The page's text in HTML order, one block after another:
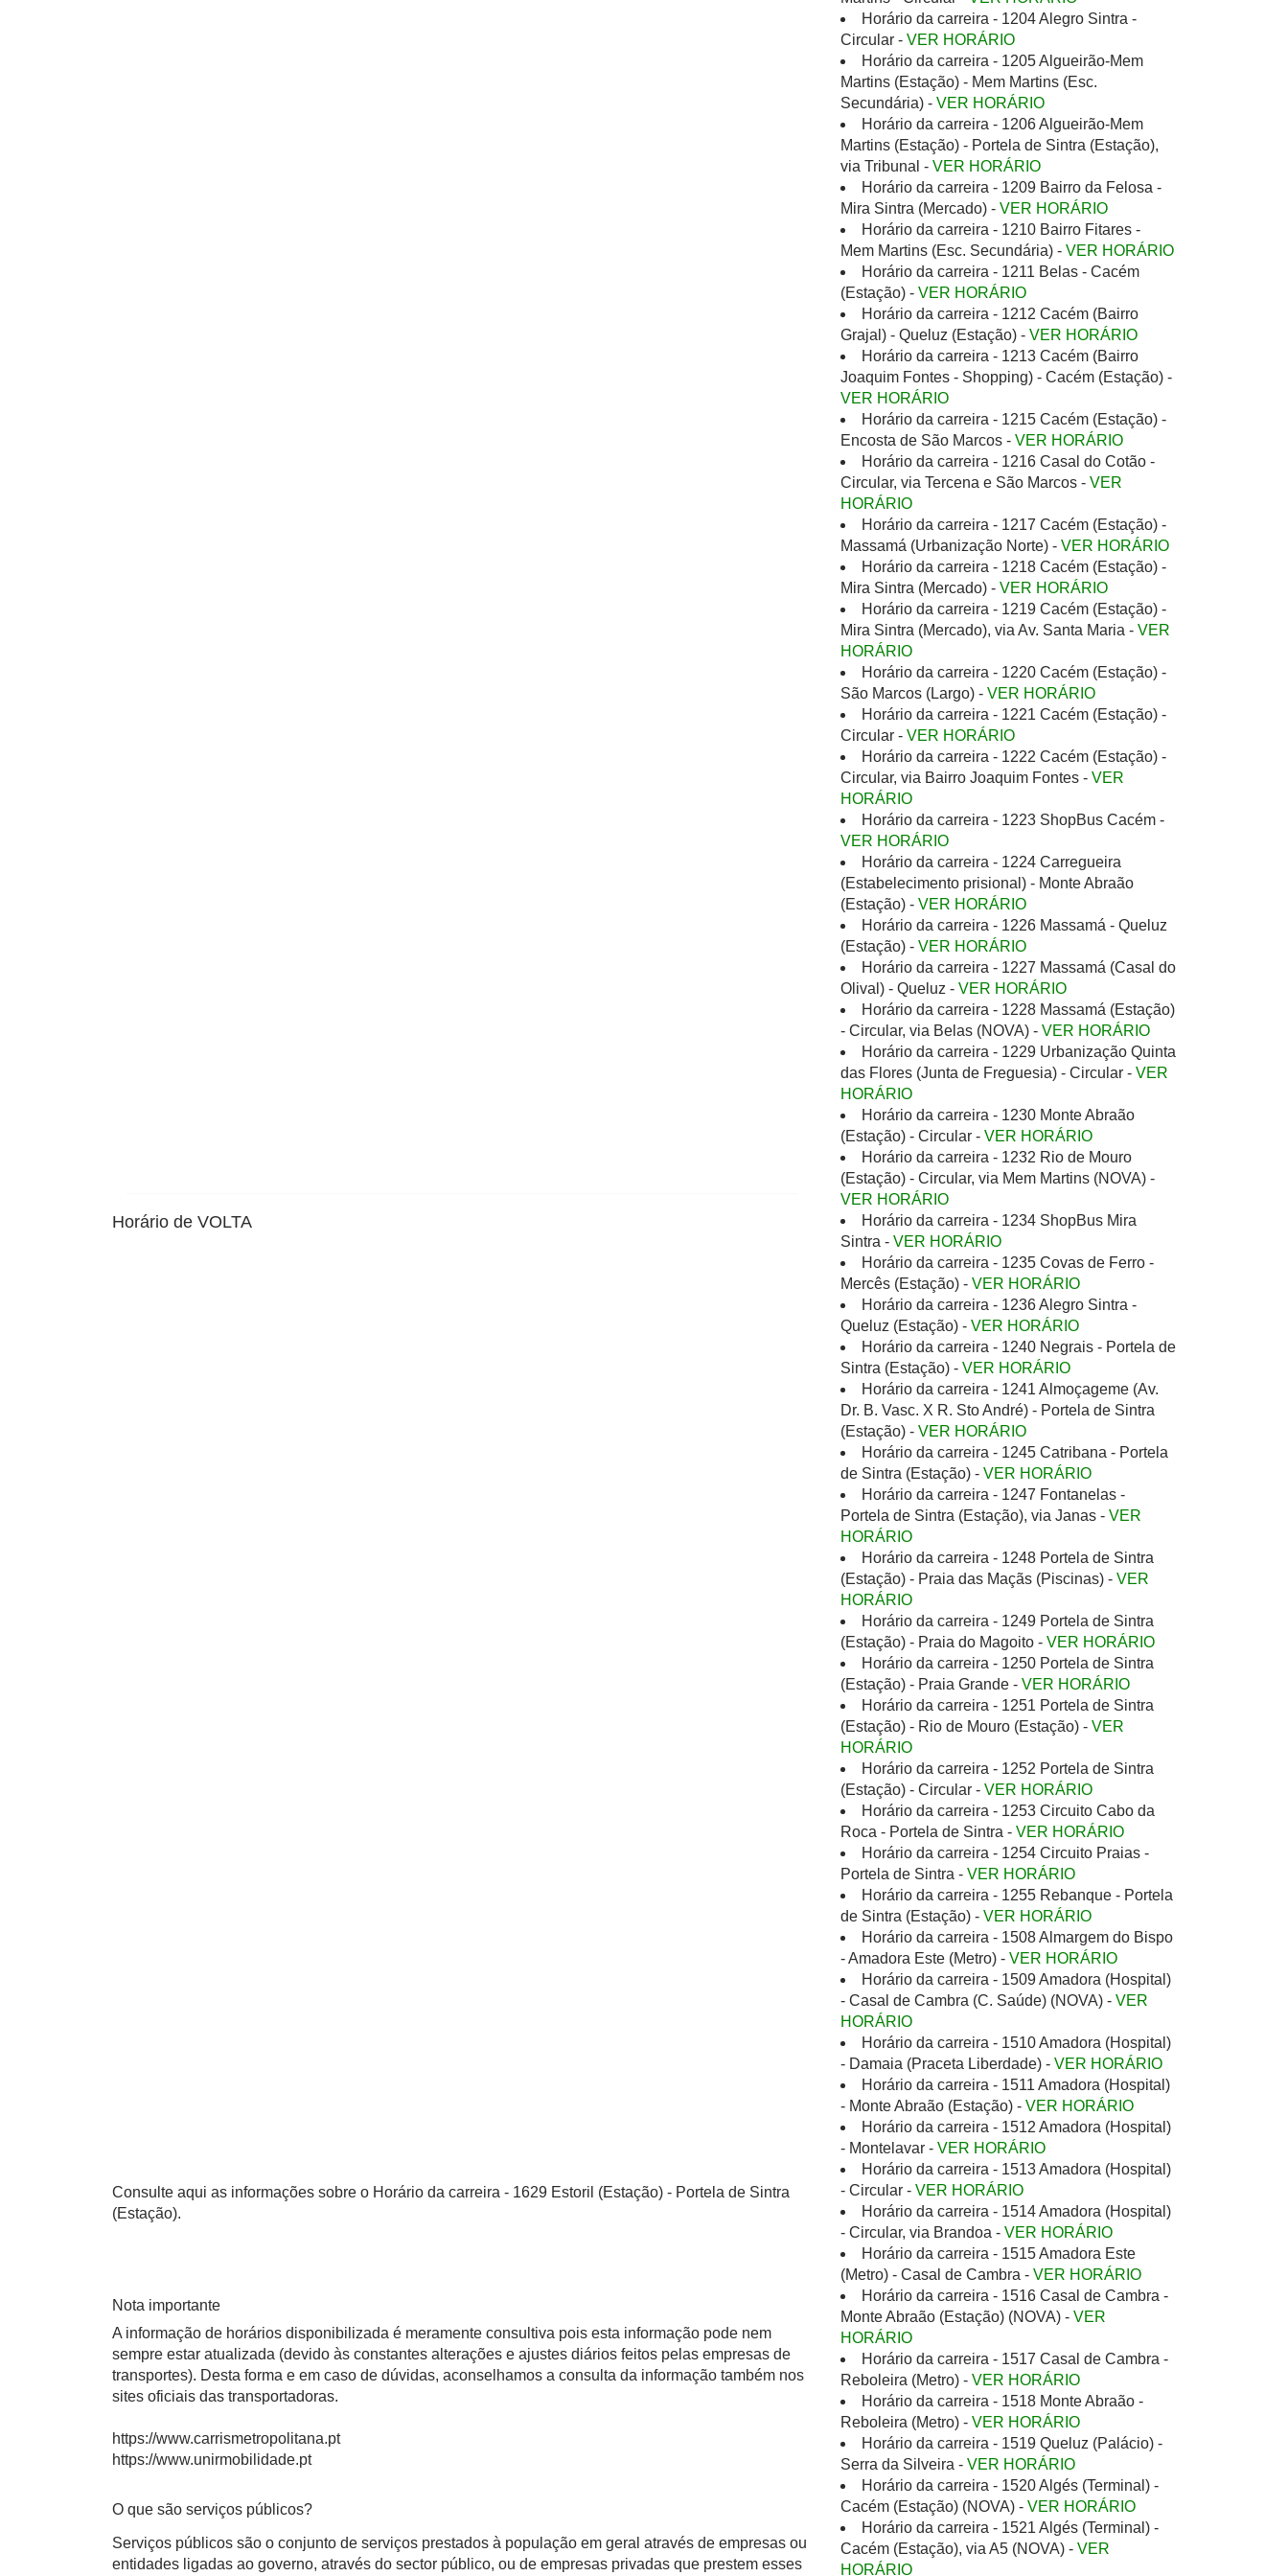
Horário de VOLTA
Consulte aqui as informações sobre o Horário da carreira - 1629 Estoril (Estação) - Portela de Sintra
(Estação).
Nota importante
A informação de horários disponibilizada é meramente consultiva pois esta informação pode nem
sempre estar atualizada (devido às constantes alterações e ajustes diários feitos pelas empresas de
transportes). Desta forma e em caso de dúvidas, aconselhamos a consulta da informação também nos
sites oficiais das transportadoras.
https://www.carrismetropolitana.pt
https://www.unirmobilidade.pt
O que são serviços públicos?
Serviços públicos são o conjunto de serviços prestados à população em geral através de empresas ou
entidades ligadas ao governo, através do sector público, ou de empresas privadas que prestem esses
Horário da carreira - 1204 Alegro Sintra -
Circular - VER HORÁRIO
Horário da carreira - 1205 Algueirão-Mem
Martins (Estação) - Mem Martins (Esc.
Secundária) - VER HORÁRIO
Horário da carreira - 1206 Algueirão-Mem
Martins (Estação) - Portela de Sintra (Estação),
via Tribunal - VER HORÁRIO
Horário da carreira - 1209 Bairro da Felosa -
Mira Sintra (Mercado) - VER HORÁRIO
Horário da carreira - 1210 Bairro Fitares -
Mem Martins (Esc. Secundária) - VER HORÁRIO
Horário da carreira - 1211 Belas - Cacém
(Estação) - VER HORÁRIO
Horário da carreira - 1212 Cacém (Bairro
Grajal) - Queluz (Estação) - VER HORÁRIO
Horário da carreira - 1213 Cacém (Bairro
Joaquim Fontes - Shopping) - Cacém (Estação) -
VER HORÁRIO
Horário da carreira - 1215 Cacém (Estação) -
Encosta de São Marcos - VER HORÁRIO
Horário da carreira - 1216 Casal do Cotão -
Circular, via Tercena e São Marcos - VER
HORÁRIO
Horário da carreira - 1217 Cacém (Estação) -
Massamá (Urbanização Norte) - VER HORÁRIO
Horário da carreira - 1218 Cacém (Estação) -
Mira Sintra (Mercado) - VER HORÁRIO
Horário da carreira - 1219 Cacém (Estação) -
Mira Sintra (Mercado), via Av. Santa Maria - VER
HORÁRIO
Horário da carreira - 1220 Cacém (Estação) -
São Marcos (Largo) - VER HORÁRIO
Horário da carreira - 1221 Cacém (Estação) -
Circular - VER HORÁRIO
Horário da carreira - 1222 Cacém (Estação) -
Circular, via Bairro Joaquim Fontes - VER
HORÁRIO
Horário da carreira - 1223 ShopBus Cacém -
VER HORÁRIO
Horário da carreira - 1224 Carregueira
(Estabelecimento prisional) - Monte Abraão
(Estação) - VER HORÁRIO
Horário da carreira - 1226 Massamá - Queluz
(Estação) - VER HORÁRIO
Horário da carreira - 1227 Massamá (Casal do
Olival) - Queluz - VER HORÁRIO
Horário da carreira - 1228 Massamá (Estação)
- Circular, via Belas (NOVA) - VER HORÁRIO
Horário da carreira - 1229 Urbanização Quinta
das Flores (Junta de Freguesia) - Circular - VER
HORÁRIO
Horário da carreira - 1230 Monte Abraão
(Estação) - Circular - VER HORÁRIO
Horário da carreira - 1232 Rio de Mouro
(Estação) - Circular, via Mem Martins (NOVA) -
VER HORÁRIO
Horário da carreira - 1234 ShopBus Mira
Sintra - VER HORÁRIO
Horário da carreira - 1235 Covas de Ferro -
Mercês (Estação) - VER HORÁRIO
Horário da carreira - 1236 Alegro Sintra -
Queluz (Estação) - VER HORÁRIO
Horário da carreira - 1240 Negrais - Portela de
Sintra (Estação) - VER HORÁRIO
Horário da carreira - 1241 Almoçageme (Av.
Dr. B. Vasc. X R. Sto André) - Portela de Sintra
(Estação) - VER HORÁRIO
Horário da carreira - 1245 Catribana - Portela
de Sintra (Estação) - VER HORÁRIO
Horário da carreira - 1247 Fontanelas -
Portela de Sintra (Estação), via Janas - VER
HORÁRIO
Horário da carreira - 1248 Portela de Sintra
(Estação) - Praia das Maçãs (Piscinas) - VER
HORÁRIO
Horário da carreira - 1249 Portela de Sintra
(Estação) - Praia do Magoito - VER HORÁRIO
Horário da carreira - 1250 Portela de Sintra
(Estação) - Praia Grande - VER HORÁRIO
Horário da carreira - 1251 Portela de Sintra
(Estação) - Rio de Mouro (Estação) - VER
HORÁRIO
Horário da carreira - 1252 Portela de Sintra
(Estação) - Circular - VER HORÁRIO
Horário da carreira - 1253 Circuito Cabo da
Roca - Portela de Sintra - VER HORÁRIO
Horário da carreira - 1254 Circuito Praias -
Portela de Sintra - VER HORÁRIO
Horário da carreira - 1255 Rebanque - Portela
de Sintra (Estação) - VER HORÁRIO
Horário da carreira - 1508 Almargem do Bispo
- Amadora Este (Metro) - VER HORÁRIO
Horário da carreira - 1509 Amadora (Hospital)
- Casal de Cambra (C. Saúde) (NOVA) - VER
HORÁRIO
Horário da carreira - 1510 Amadora (Hospital)
- Damaia (Praceta Liberdade) - VER HORÁRIO
Horário da carreira - 1511 Amadora (Hospital)
- Monte Abraão (Estação) - VER HORÁRIO
Horário da carreira - 1512 Amadora (Hospital)
- Montelavar - VER HORÁRIO
Horário da carreira - 1513 Amadora (Hospital)
- Circular - VER HORÁRIO
Horário da carreira - 1514 Amadora (Hospital)
- Circular, via Brandoa - VER HORÁRIO
Horário da carreira - 1515 Amadora Este
(Metro) - Casal de Cambra - VER HORÁRIO
Horário da carreira - 1516 Casal de Cambra -
Monte Abraão (Estação) (NOVA) - VER
HORÁRIO
Horário da carreira - 1517 Casal de Cambra -
Reboleira (Metro) - VER HORÁRIO
Horário da carreira - 1518 Monte Abraão -
Reboleira (Metro) - VER HORÁRIO
Horário da carreira - 1519 Queluz (Palácio) -
Serra da Silveira - VER HORÁRIO
Horário da carreira - 1520 Algés (Terminal) -
Cacém (Estação) (NOVA) - VER HORÁRIO
Horário da carreira - 1521 Algés (Terminal) -
Cacém (Estação), via A5 (NOVA) - VER
HORÁRIO